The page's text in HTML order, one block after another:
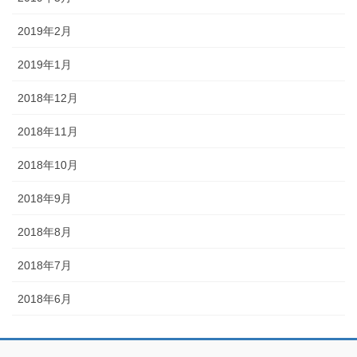
2019年2月
2019年1月
2018年12月
2018年11月
2018年10月
2018年9月
2018年8月
2018年7月
2018年6月